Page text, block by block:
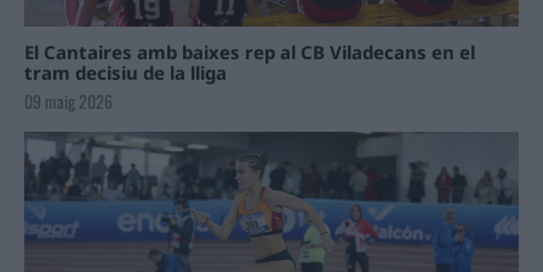
El Cantaires amb baixes rep al CB Viladecans en el
tram decisiu de la lliga
09 maig 2026